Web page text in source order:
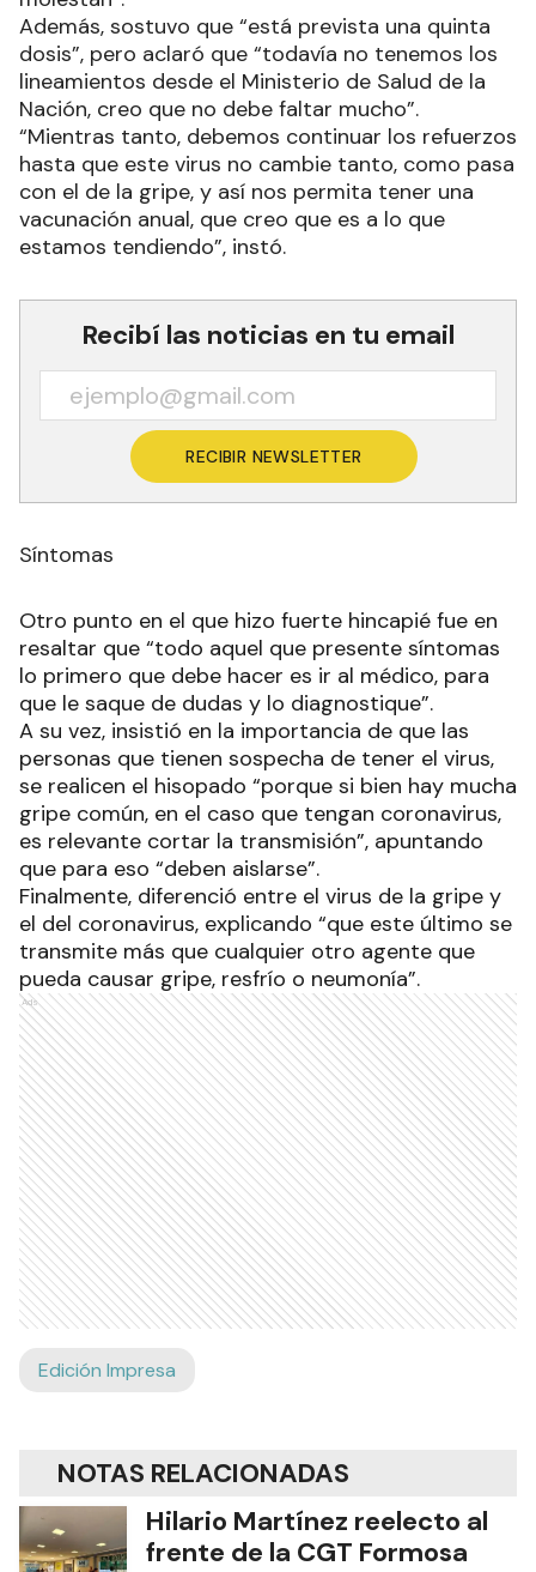
Además, sostuvo que “está prevista una quinta
dosis”, pero aclaró que “todavía no tenemos los
lineamientos desde el Ministerio de Salud de la
Nación, creo que no debe faltar mucho”.
“Mientras tanto, debemos continuar los refuerzos
hasta que este virus no cambie tanto, como pasa
con el de la gripe, y así nos permita tener una
vacunación anual, que creo que es a lo que
estamos tendiendo”, instó.
Recibí las noticias en tu email
RECIBIR NEWSLETTER
Síntomas
Otro punto en el que hizo fuerte hincapié fue en
resaltar que “todo aquel que presente síntomas
lo primero que debe hacer es ir al médico, para
que le saque de dudas y lo diagnostique”.
A su vez, insistió en la importancia de que las
personas que tienen sospecha de tener el virus,
se realicen el hisopado “porque si bien hay mucha
gripe común, en el caso que tengan coronavirus,
es relevante cortar la transmisión”, apuntando
que para eso “deben aislarse”.
Finalmente, diferenció entre el virus de la gripe y
el del coronavirus, explicando “que este último se
transmite más que cualquier otro agente que
pueda causar gripe, resfrío o neumonía”.
Ads
Edición Impresa
NOTAS RELACIONADAS
Hilario Martínez reelecto al
frente de la CGT Formosa